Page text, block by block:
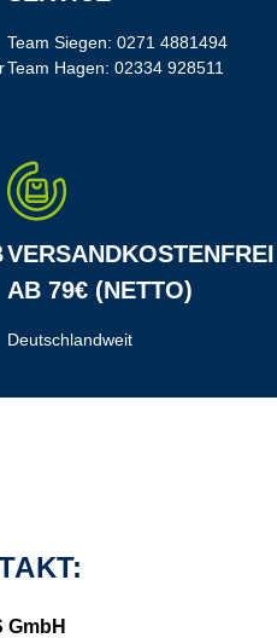
Team Siegen: 0271 4881494
Team Hagen: 02334 928511
VERSANDKOSTENFREI
AB 79€ (NETTO)
Deutschlandweit
GmbH